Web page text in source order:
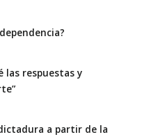
las respuestas y
a partir de la